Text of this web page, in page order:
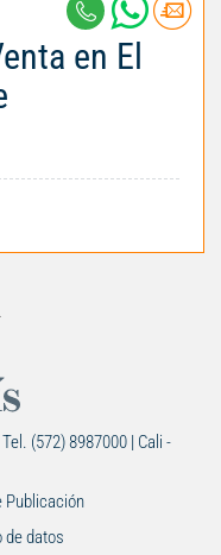
en El
(572) 8987000 | Cali -
Publicación
de datos